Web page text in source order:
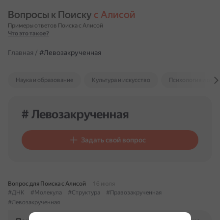
Вопросы к Поиску с Алисой
Примеры ответов Поиска с Алисой
Что это такое?
Главная / #Левозакрученная
Наука и образование Культура и искусство Психология и
# Левозакрученная
Задать свой вопрос
Вопрос для Поиска с Алисой
16 июля
#ДНК
#Молекула #Структура
#Правозакрученная
#Левозакрученная